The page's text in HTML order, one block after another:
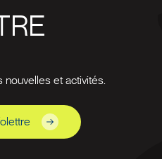
nouvelles et activités.